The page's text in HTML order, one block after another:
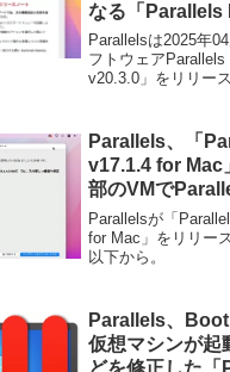
なる「Parallels
v20.3.1」をリ
Parallelsは2025年
フトウェア
v20.3.0」をリリー
がリリースされて
Parallels、「
v17.1.4 for Mac
部のVMで
できない不具合
う。
Parallelsが「
for Mac」をリリー
以下から。
Parallels、
仮想マシンが起
どを修正した